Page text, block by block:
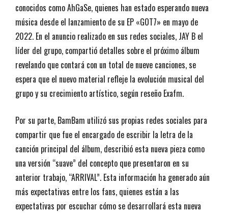
conocidos como AhGaSe, quienes han estado esperando nueva
música desde el lanzamiento de su EP «GOT7» en mayo de
2022. En el anuncio realizado en sus redes sociales, JAY B el
líder del grupo, compartió detalles sobre el próximo álbum
revelando que contará con un total de nueve canciones, se
espera que el nuevo material refleje la evolución musical del
grupo y su crecimiento artístico, según reseño Exafm.
Por su parte, BamBam utilizó sus propias redes sociales para
compartir que fue el encargado de escribir la letra de la
canción principal del álbum, describió esta nueva pieza como
una versión “suave” del concepto que presentaron en su
anterior trabajo, “ARRIVAL”. Esta información ha generado aún
más expectativas entre los fans, quienes están a las
expectativas por escuchar cómo se desarrollará esta nueva